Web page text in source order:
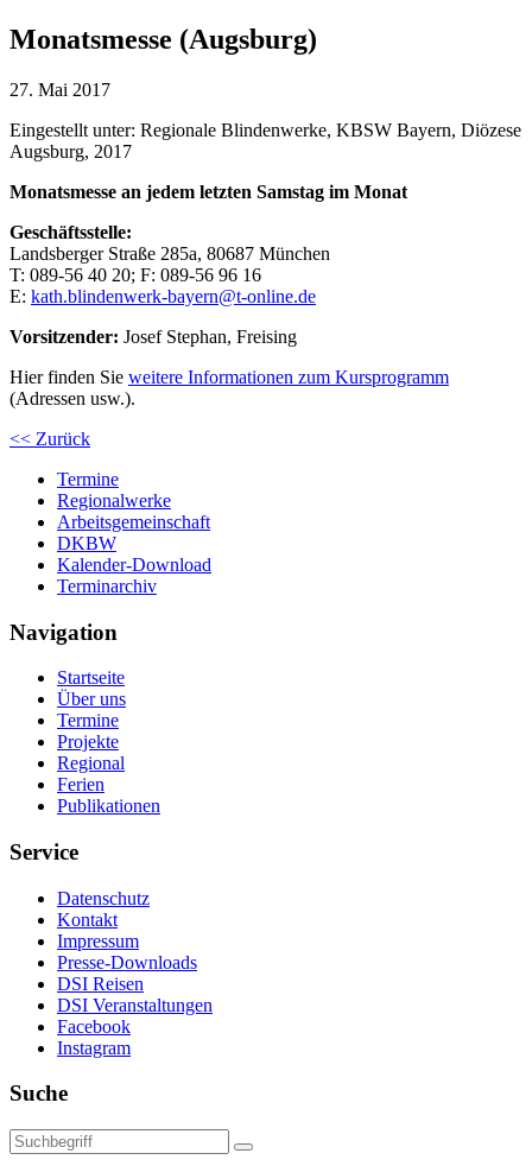
Monatsmesse (Augsburg)
27. Mai 2017
Eingestellt unter: Regionale Blindenwerke, KBSW Bayern, Diözese
Augsburg, 2017
Monatsmesse an jedem letzten Samstag im Monat
Geschäftsstelle:
Landsberger Straße 285a, 80687 München
T: 089-56 40 20; F: 089-56 96 16
E: kath.blindenwerk-bayern@t-online.de
Vorsitzender: Josef Stephan, Freising
Hier finden Sie weitere Informationen zum Kursprogramm
(Adressen usw.).
<< Zurück
Termine
Regionalwerke
Arbeitsgemeinschaft
DKBW
Kalender-Download
Terminarchiv
Navigation
Startseite
Über uns
Termine
Projekte
Regional
Ferien
Publikationen
Service
Datenschutz
Kontakt
Impressum
Presse-Downloads
DSI Reisen
DSI Veranstaltungen
Facebook
Instagram
Suche